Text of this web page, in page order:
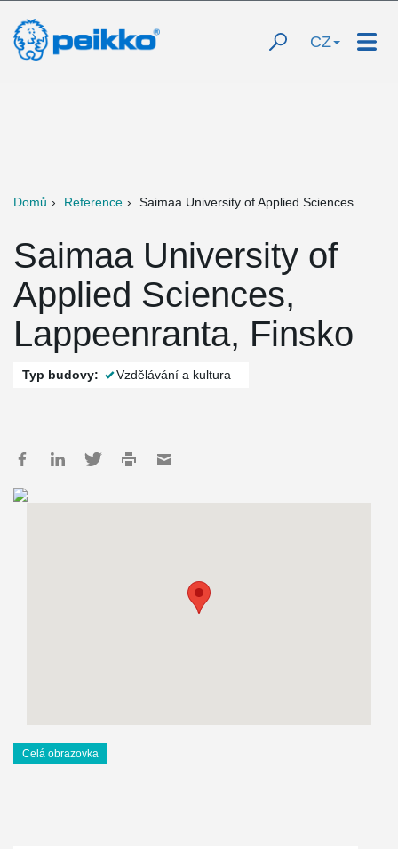
CZ
Domů Reference Saimaa University of Applied Sciences
Saimaa University of
Applied Sciences,
Lappeenranta, Finsko
Typ budovy: Vzdělávání a kultura
Celá obrazovka